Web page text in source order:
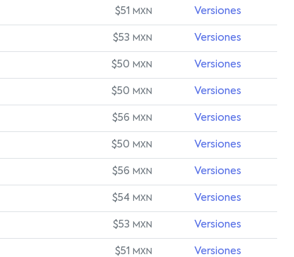
$51 MXN Versiones
$53 MXN Versiones
$50 MXN Versiones
$50 MXN Versiones
$56 MXN Versiones
$50 MXN Versiones
$56 MXN Versiones
$54 MXN Versiones
$53 MXN Versiones
$51 MXN Versiones